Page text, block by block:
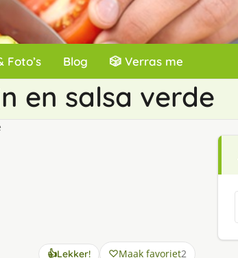
Foto’s Blog 🎲 Verras me
en salsa verde
👍Lekker! Maak favoriet2